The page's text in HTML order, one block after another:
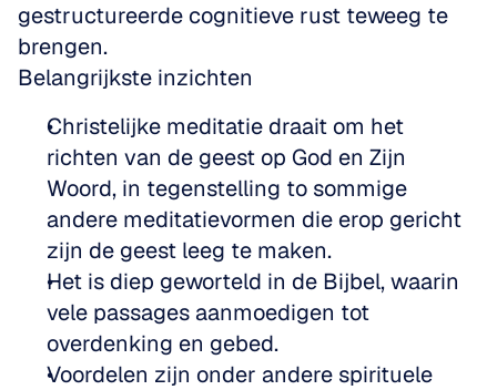
gestructureerde cognitieve rust teweeg te
brengen.
Belangrijkste inzichten
Christelijke meditatie draait om het
richten van de geest op God en Zijn
Woord, in tegenstelling to sommige
andere meditatievormen die erop gericht
zijn de geest leeg te maken.
Het is diep geworteld in de Bijbel, waarin
vele passages aanmoedigen tot
overdenking en gebed.
Voordelen zijn onder andere spirituele